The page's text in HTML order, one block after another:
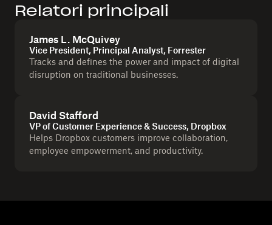
Relatori principali
James L. McQuivey
Vice President, Principal Analyst, Forrester
Tracks and defines the power and impact of digital
disruption on traditional businesses.
David Stafford
VP of Customer Experience & Success, Dropbox
Helps Dropbox customers improve collaboration,
employee empowerment, and productivity.